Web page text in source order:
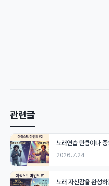
관련글
노래연습 만큼이나
2026.7.24
노래 자신감을 완성